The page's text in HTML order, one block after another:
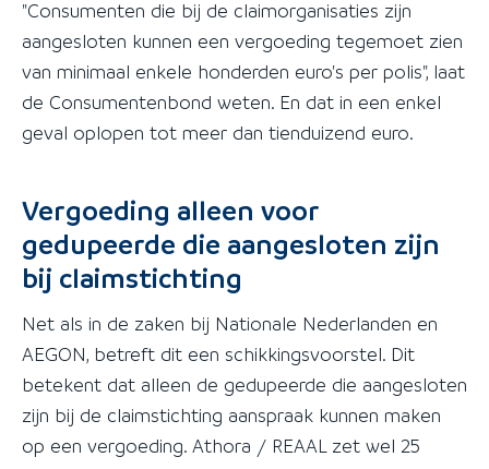
"Consumenten die bij de claimorganisaties zijn
aangesloten kunnen een vergoeding tegemoet zien
van minimaal enkele honderden euro's per polis", laat
de Consumentenbond weten. En dat in een enkel
geval oplopen tot meer dan tienduizend euro.
Vergoeding alleen voor
gedupeerde die aangesloten zijn
bij claimstichting
Net als in de zaken bij Nationale Nederlanden en
AEGON, betreft dit een schikkingsvoorstel. Dit
betekent dat alleen de gedupeerde die aangesloten
zijn bij de claimstichting aanspraak kunnen maken
op een vergoeding. Athora / REAAL zet wel 25